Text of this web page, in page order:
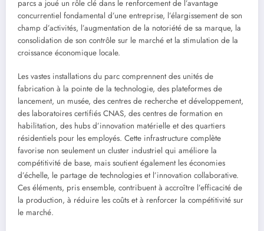
parcs a joué un rôle clé dans le renforcement de l’avantage
concurrentiel fondamental d’une entreprise, l’élargissement de son
champ d’activités, l’augmentation de la notoriété de sa marque, la
consolidation de son contrôle sur le marché et la stimulation de la
croissance économique locale.
Les vastes installations du parc comprennent des unités de
fabrication à la pointe de la technologie, des plateformes de
lancement, un musée, des centres de recherche et développement,
des laboratoires certifiés CNAS, des centres de formation en
habilitation, des hubs d’innovation matérielle et des quartiers
résidentiels pour les employés. Cette infrastructure complète
favorise non seulement un cluster industriel qui améliore la
compétitivité de base, mais soutient également les économies
d’échelle, le partage de technologies et l’innovation collaborative.
Ces éléments, pris ensemble, contribuent à accroître l’efficacité de
la production, à réduire les coûts et à renforcer la compétitivité sur
le marché.